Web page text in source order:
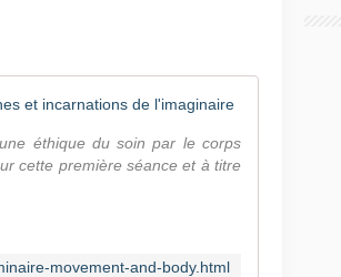
éthique du soin par le corps
cette première séance et à titre
movement-and-body.html